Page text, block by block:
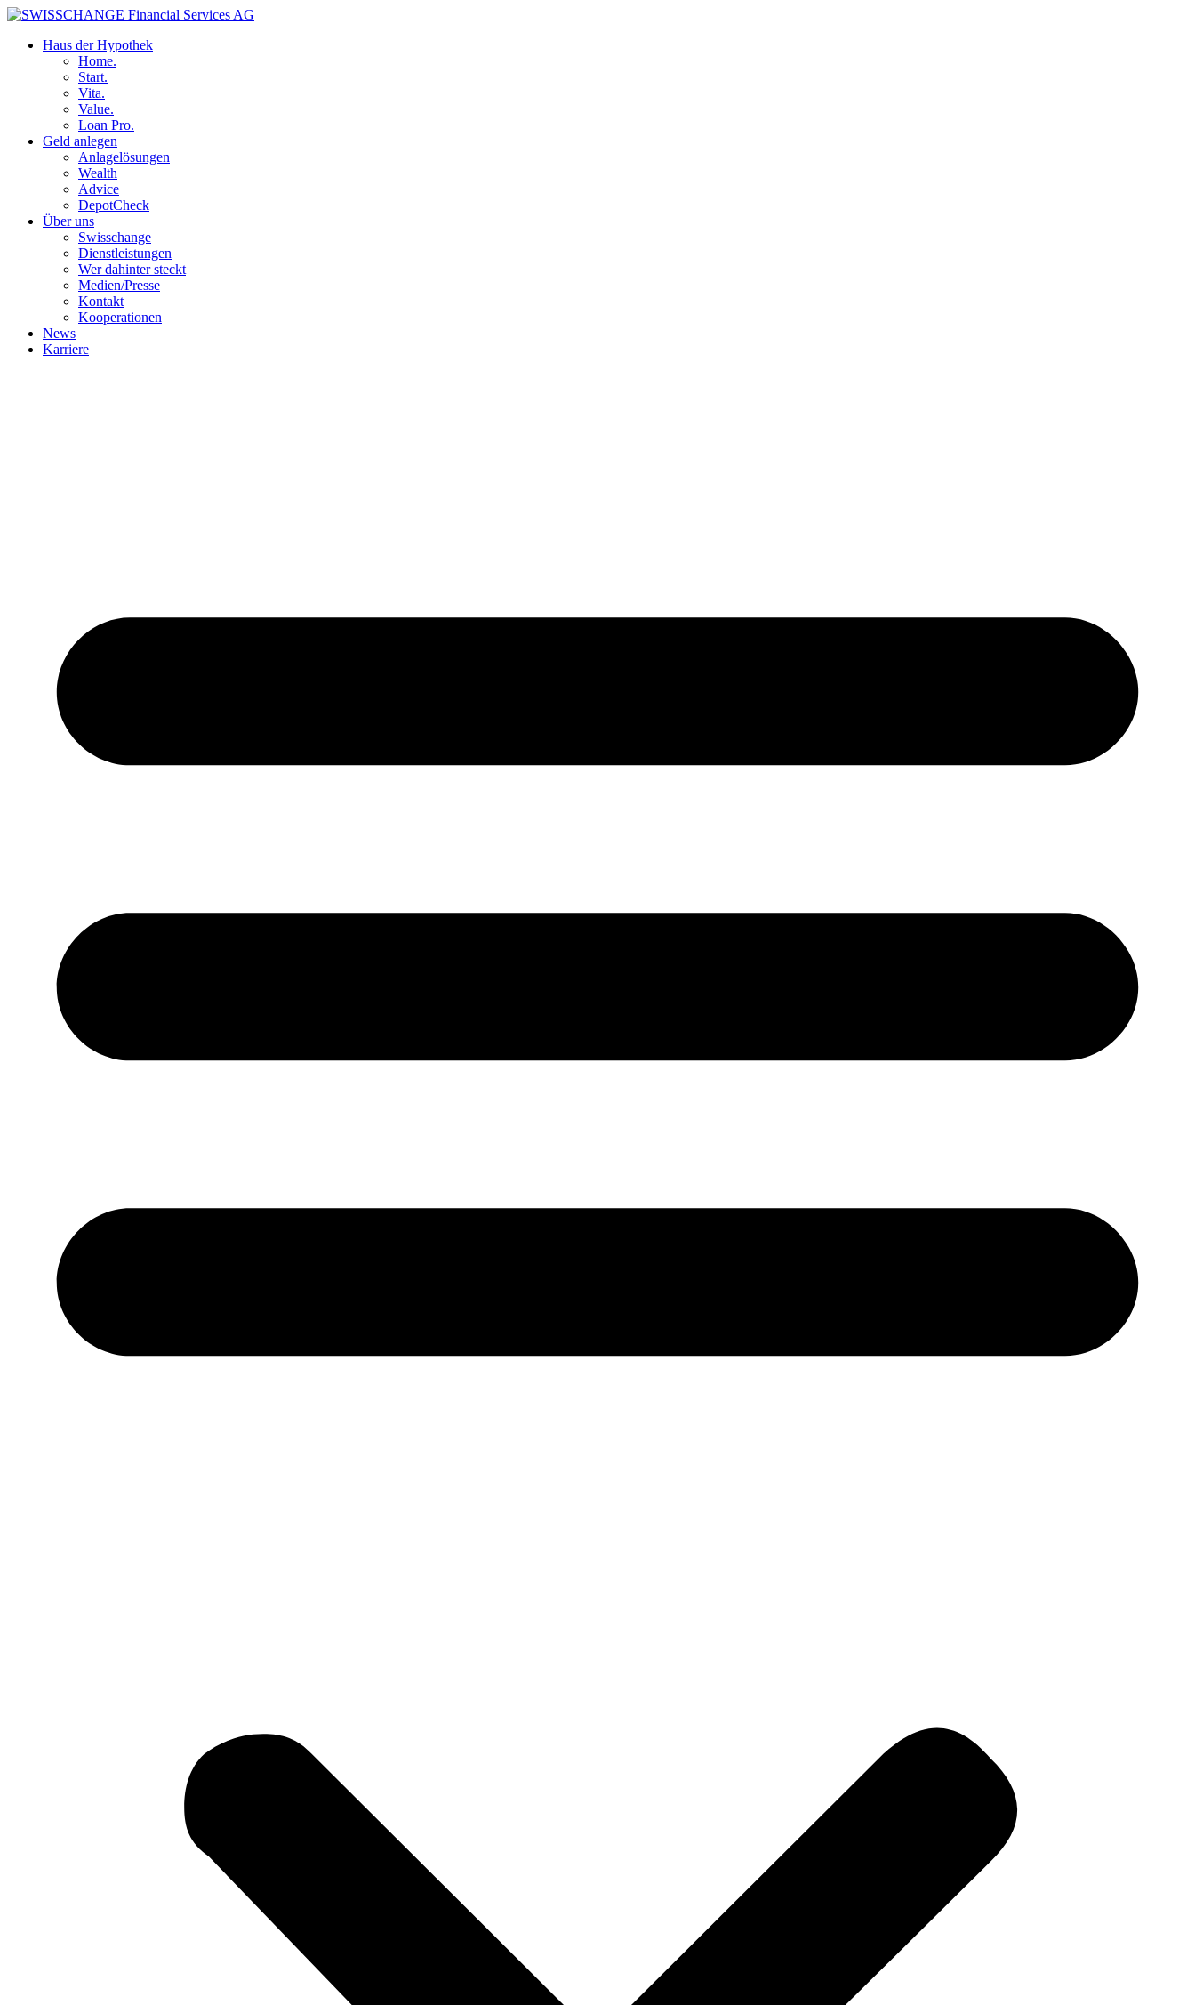
Haus der Hypothek
Home.
Start.
Vita.
Value.
Loan Pro.
Geld anlegen
Anlagelösungen
Wealth
Advice
DepotCheck
Über uns
Swisschange
Dienstleistungen
Wer dahinter steckt
Medien/Presse
Kontakt
Kooperationen
News
Karriere